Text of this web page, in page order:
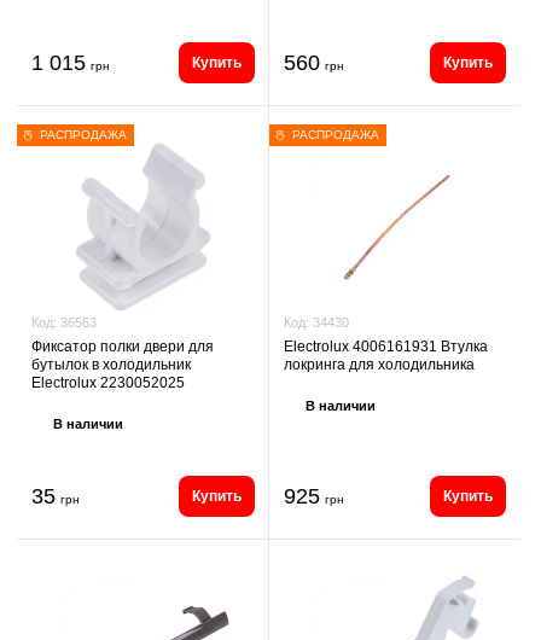
1 015 грн Купить 560 грн Купить
Код: 36563
Фиксатор полки двери для
бутылок в холодильник
Electrolux 2230052025
РАСПРОДАЖА
В наличии
35 грн Купить
Код: 34430
Electrolux 4006161931 Втулка
локринга для холодильника
РАСПРОДАЖА
В наличии
925 грн Купить